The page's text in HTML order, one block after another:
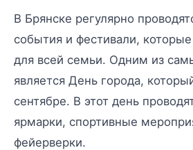
В Брянске регулярно
события и фестивали,
для всей семьи. Одним из
является День города,
сентябре. В этот день
ярмарки, спортивные
фейерверки.